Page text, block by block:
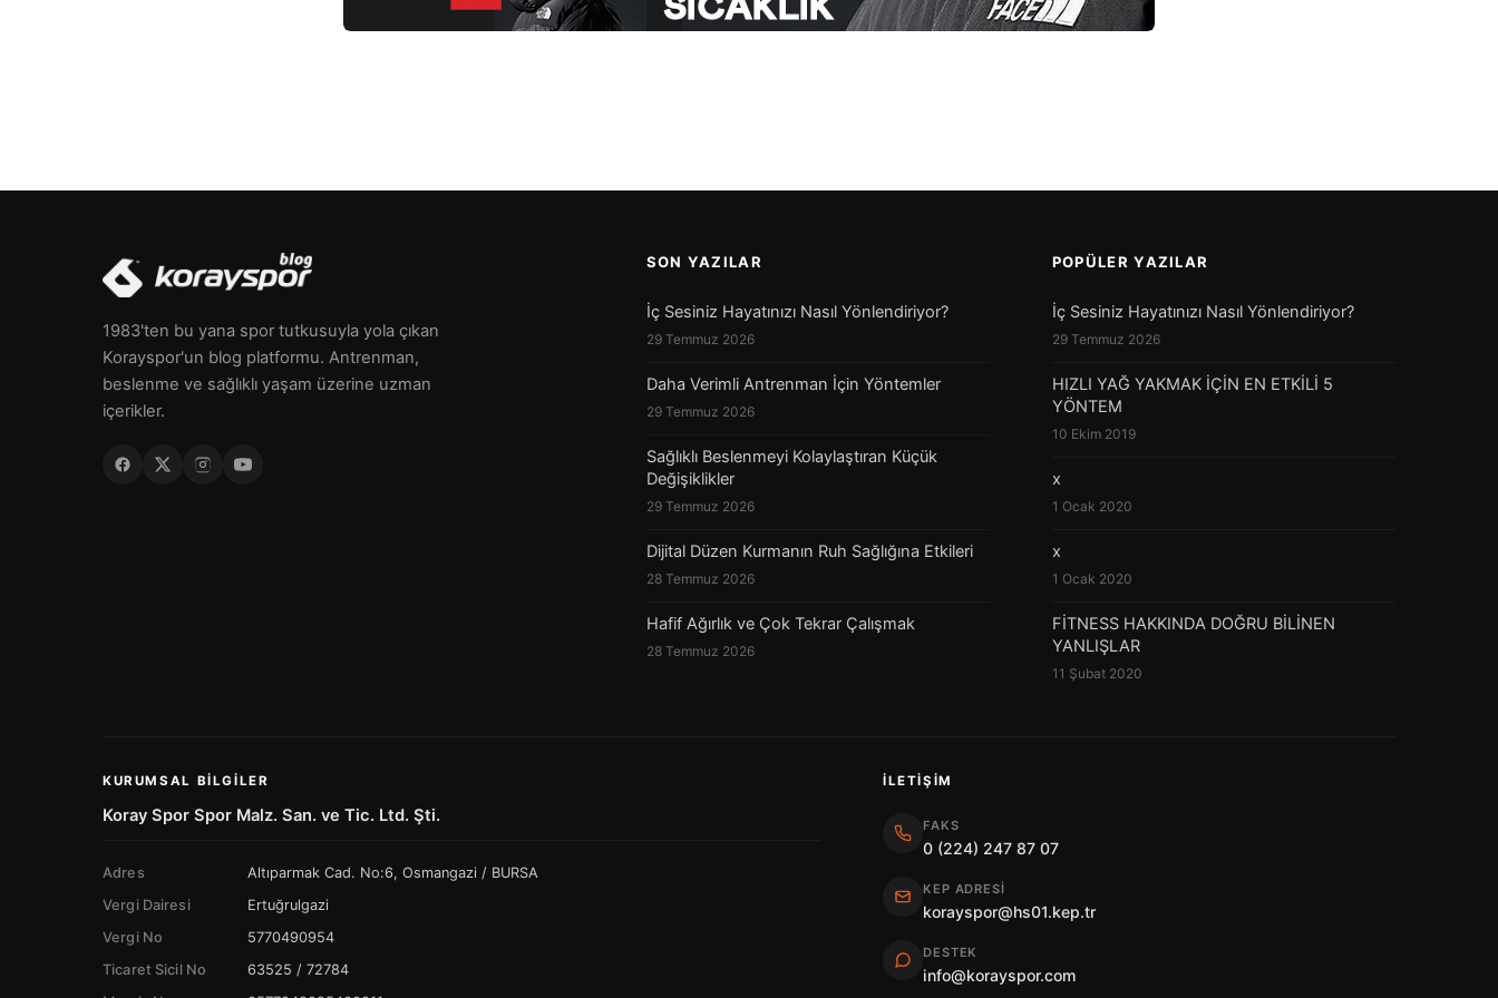
1983'ten bu yana spor tutkusuyla yola çıkan
Korayspor'un blog platformu. Antrenman,
beslenme ve sağlıklı yaşam üzerine uzman
içerikler.
SON YAZILAR
İç Sesiniz Hayatınızı Nasıl Yönlendiriyor?
29 Temmuz 2026
Daha Verimli Antrenman İçin Yöntemler
29 Temmuz 2026
Sağlıklı Beslenmeyi Kolaylaştıran Küçük
Değişiklikler
29 Temmuz 2026
Dijital Düzen Kurmanın Ruh Sağlığına Etkileri
28 Temmuz 2026
Hafif Ağırlık ve Çok Tekrar Çalışmak
28 Temmuz 2026
POPÜLER YAZILAR
İç Sesiniz Hayatınızı Nasıl Yönlendiriyor?
29 Temmuz 2026
HIZLI YAĞ YAKMAK İÇİN EN ETKİLİ 5
YÖNTEM
10 Ekim 2019
x
1 Ocak 2020
x
1 Ocak 2020
FİTNESS HAKKINDA DOĞRU BİLİNEN
YANLIŞLAR
11 Şubat 2020
KURUMSAL BILGILER
Koray Spor Spor Malz. San. ve Tic. Ltd. Şti.
Adres
Altıparmak Cad. No:6, Osmangazi / BURSA
Vergi Dairesi
Ertuğrulgazi
Vergi No
5770490954
Ticaret Sicil No
63525 / 72784
İLETIŞIM
FAKS
0 (224) 247 87 07
KEP ADRESI
korayspor@hs01.kep.tr
DESTEK
info@korayspor.com